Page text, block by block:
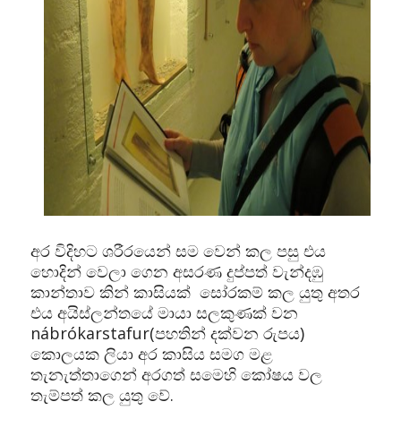
අර විදිහට ශරීරයෙන් සම වෙන් කල පසු එය
හොදින් වෙලා ගෙන අසරණ දුප්පත් වැන්දඹු
කාන්තාව කින් කාසියක් සෝරකම් කල යුතු අතර
එය අයිස්ලන්තයේ මායා සලකුණක් වන
nábrókarstafur(පහතින් දක්වන රුපය)
කොලයක ලියා අර කාසිය සමගමළ
තැනැත්තාගෙන් අරගත් සමෙහි කෝෂය වල
තැම්පත් කල යුතු වේ.